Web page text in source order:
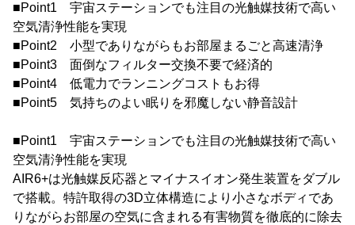
■Point1 宇宙ステーションでも注目の光触媒技術で高い
空気清浄性能を実現
■Point2 小型でありながらもお部屋まるごと高速清浄
■Point3 面倒なフィルター交換不要で経済的
■Point4 低電力でランニングコストもお得
■Point5 気持ちのよい眠りを邪魔しない静音設計
■Point1 宇宙ステーションでも注目の光触媒技術で高い
空気清浄性能を実現
AIR6+は光触媒反応器とマイナスイオン発生装置をダブル
で搭載。特許取得の3D立体構造により小さなボディであ
りながらお部屋の空気に含まれる有害物質を徹底的に除去